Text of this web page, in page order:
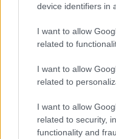
device identifiers in
I want to allow
related to
I want to allow
related to
I want to allow
related to security,
functionality and
ELSTARTOLT